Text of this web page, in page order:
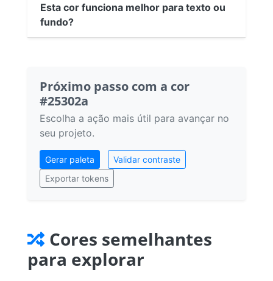
Esta cor funciona melhor para texto ou
fundo?
Próximo passo com a cor
#25302a
Escolha a ação mais útil para avançar no
seu projeto.
Gerar paleta
Validar contraste
Exportar tokens
Cores semelhantes
para explorar